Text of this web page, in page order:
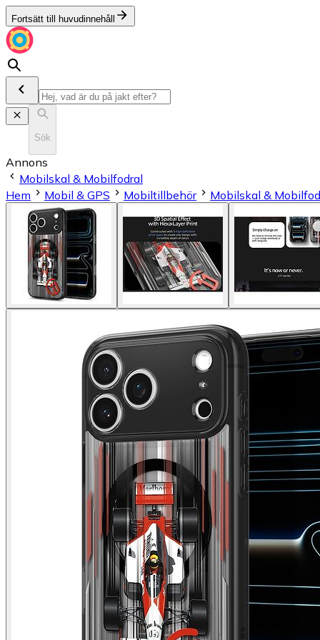
Fortsätt till huvudinnehåll
Sök
Annons
Mobilskal & Mobilfodral
Hem
Mobil & GPS Mobiltillbehör Mobilskal &